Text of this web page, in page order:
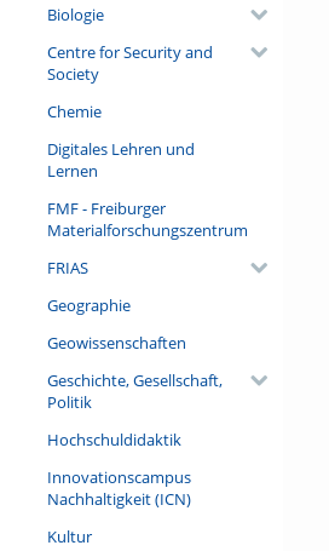
Biologie
Centre for Security and
Society
Chemie
Digitales Lehren und
Lernen
FMF - Freiburger
Materialforschungszentrum
FRIAS
Geographie
Geowissenschaften
Geschichte, Gesellschaft,
Politik
Hochschuldidaktik
Innovationscampus
Nachhaltigkeit (ICN)
Kultur